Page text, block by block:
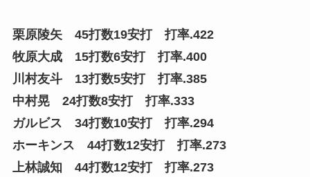
栗原陵矢 45打数19安打 打率.422
牧原大成 15打数6安打 打率.400
川村友斗 13打数5安打 打率.385
中村晃 24打数8安打 打率.333
ガルビス 34打数10安打 打率.294
ホーキンス 44打数12安打 打率.273
上林誠知 44打数12安打 打率.273